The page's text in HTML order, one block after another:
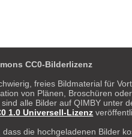
CC0-Bilderlizenz
freies Bildmaterial für
von Plänen, Broschüren
alle Bilder auf QIMBY unter
1.0 Universell-Lizenz
dass die hochgeladenen Bilder